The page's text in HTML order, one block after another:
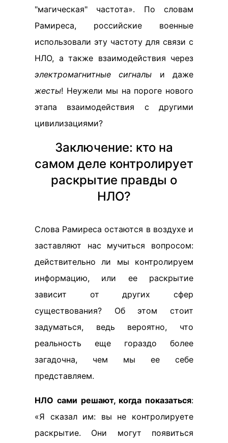
"магическая" частота». По словам
Рамиреса, российские военные
использовали эту частоту для связи с
НЛО, а также взаимодействия через
электромагнитные сигналы и даже
жесты! Неужели мы на пороге нового
этапа взаимодействия с другими
цивилизациями?
Заключение: кто на
самом деле контролирует
раскрытие правды о
НЛО?
Слова Рамиреса остаются в воздухе и
заставляют нас мучиться вопросом:
действительно ли мы контролируем
информацию, или ее раскрытие
зависит от других сфер
существования? Об этом стоит
задуматься, ведь вероятно, что
реальность еще гораздо более
загадочна, чем мы ее себе
представляем.
НЛО сами решают, когда показаться:
«Я сказал им: вы не контролируете
раскрытие. Они могут появиться